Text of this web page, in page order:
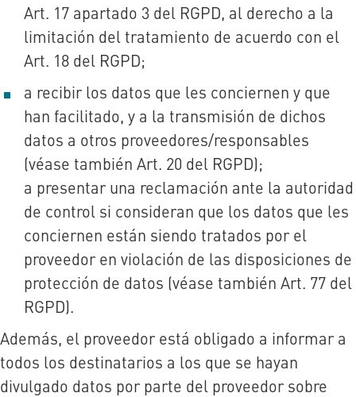
Art. 17 apartado 3 del RGPD, al derecho a la
limitación del tratamiento de acuerdo con el
Art. 18 del RGPD;
a recibir los datos que les conciernen y que
han facilitado, y a la transmisión de dichos
datos a otros proveedores/responsables
(véase también Art. 20 del RGPD);
a presentar una reclamación ante la autoridad
de control si consideran que los datos que les
conciernen están siendo tratados por el
proveedor en violación de las disposiciones de
protección de datos (véase también Art. 77 del
RGPD).
Además, el proveedor está obligado a informar a
todos los destinatarios a los que se hayan
divulgado datos por parte del proveedor sobre